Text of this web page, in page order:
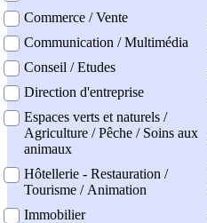
Commerce / Vente
Communication / Multimédia
Conseil / Etudes
Direction d'entreprise
Espaces verts et naturels /
Agriculture / Pêche / Soins aux
animaux
Hôtellerie - Restauration /
Tourisme / Animation
Immobilier